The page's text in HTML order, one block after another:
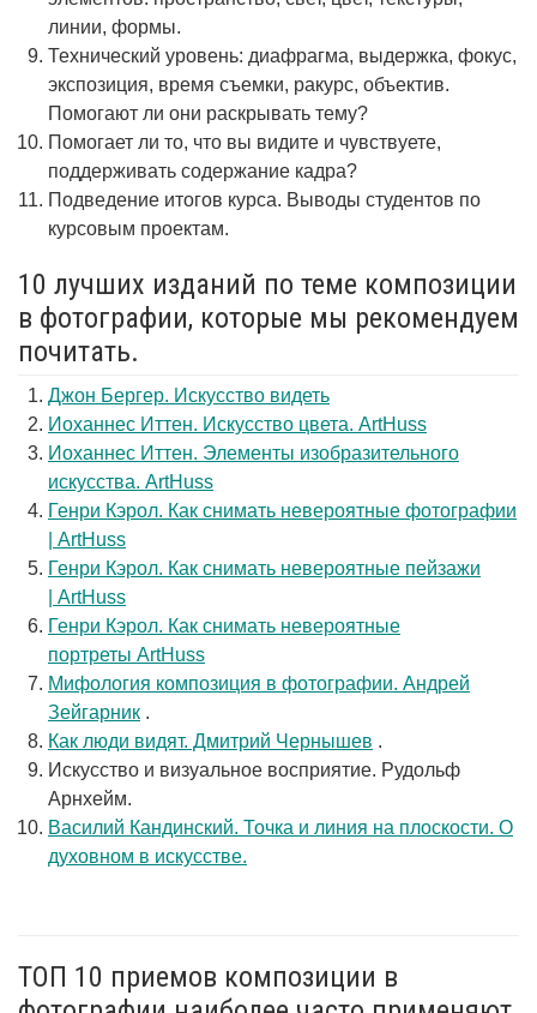
линии, формы.
Технический уровень: диафрагма, выдержка, фокус,
экспозиция, время съемки, ракурс, объектив.
Помогают ли они раскрывать тему?
Помогает ли то, что вы видите и чувствуете,
поддерживать содержание кадра?
Подведение итогов курса. Выводы студентов по
курсовым проектам.
10 лучших изданий по теме композиции
в фотографии, которые мы рекомендуем
почитать.
Джон Бергер. Искусство видеть
Иоханнес Иттен. Искусство цвета. ArtHuss
Иоханнес Иттен. Элементы изобразительного
искусства. ArtHuss
Генри Кэрол. Как снимать невероятные фотографии
| ArtHuss
Генри Кэрол. Как снимать невероятные пейзажи
| ArtHuss
Генри Кэрол. Как снимать невероятные
портреты ArtHuss
Мифология композиция в фотографии. Андрей
Зейгарник .
Как люди видят. Дмитрий Чернышев .
Искусство и визуальное восприятие. Рудольф
Арнхейм.
Василий Кандинский. Точка и линия на плоскости. О
духовном в искусстве.
ТОП 10 приемов композиции в